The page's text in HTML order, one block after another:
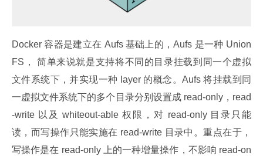
Docker 容器是建立在 Aufs 基础上的，Aufs 是一种 Union
FS， 简单来说就是支持将不同的目录挂载到同一个虚拟
文件系统下，并实现一种 layer 的概念。Aufs 将挂载到同
一虚拟文件系统下的多个目录分别设置成 read-only，read
-write 以及 whiteout-able 权限，对 read-only 目录只能
读，而写操作只能实施在 read-write 目录中。重点在于，
写操作是在 read-only 上的一种增量操作，不影响 read-on